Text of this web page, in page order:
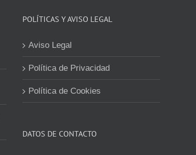
POLÍTICAS Y AVISO LEGAL
Aviso Legal
Política de Privacidad
Política de Cookies
DATOS DE CONTACTO